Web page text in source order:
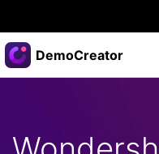
製品
ソリューション
DemoCreator
AI機能